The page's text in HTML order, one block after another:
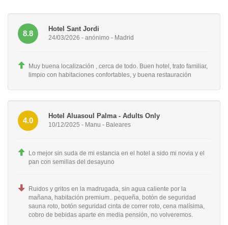
8.8
Hotel Sant Jordi
24/03/2026 - anónimo - Madrid
Muy buena localización , cerca de todo. Buen hotel, trato familiar,
limpio con habitaciones confortables, y buena restauración
4.0
Hotel Aluasoul Palma - Adults Only
10/12/2025 - Manu - Baleares
Lo mejor sin suda de mi estancia en el hotel a sido mi novia y el
pan con semillas del desayuno
Ruidos y gritos en la madrugada, sin agua caliente por la
mañana, habitación premium.. pequeña, botón de seguridad
sauna roto, botón seguridad cinta de correr roto, cena malísima,
cobro de bebidas aparte en media pensión, no volveremos.